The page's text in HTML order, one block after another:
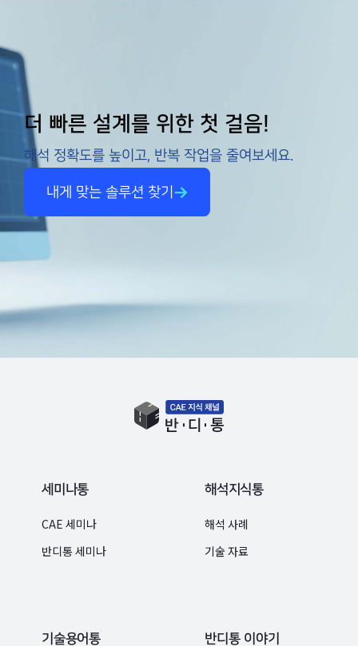
더 빠른 설계를 위한 첫 걸음!
해석 정확도를 높이고, 반복 작업을 줄여보세요.
내게 맞는 솔루션 찾기
세미나통
CAE 세미나
반디통 세미나
해석지식통
해석 사례
기술 자료
기술용어통 반디통 이야기